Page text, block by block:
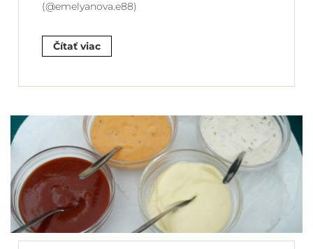
(@emelyanova.e88)
Čítať viac